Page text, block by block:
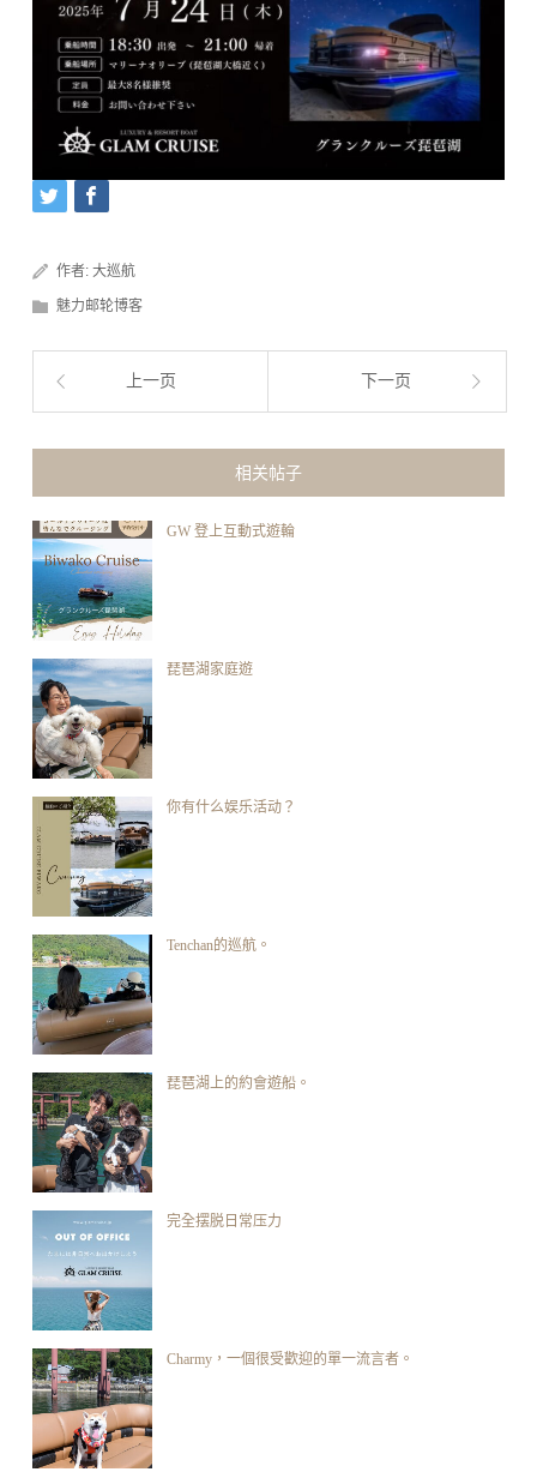
作者:大巡航
魅力邮轮博客
上一页 下一页
相关帖子
GW 登上互動式遊輪
琵琶湖家庭遊
你有什么娱乐活动？
Tenchan的巡航。
琵琶湖上的約會遊船。
完全摆脱日常压力
Charmy，一個很受歡迎的單一流言者。